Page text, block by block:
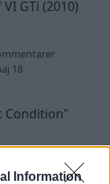
Information
GTi (2010)
18
Condition"